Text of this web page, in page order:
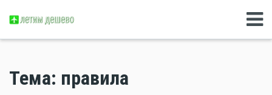
Тема: правила